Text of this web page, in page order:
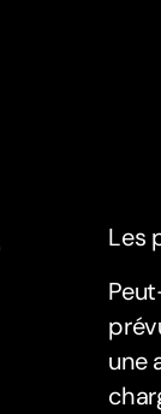
Les
une